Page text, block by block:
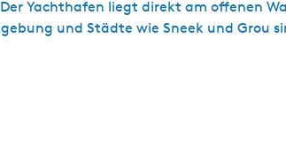
Yachthafen liegt direkt am offenen
und Städte wie Sneek und